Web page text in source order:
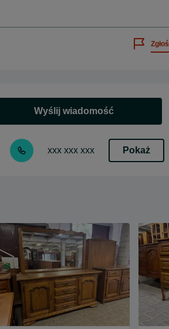
Zgłoś
Wyślij wiadomość
xxx xxx xxx Pokaż